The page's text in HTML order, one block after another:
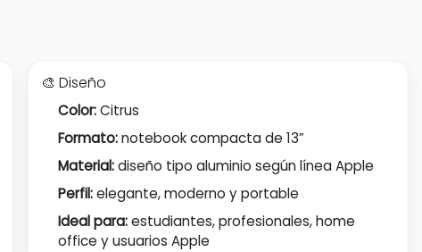
🎨 Diseño
Color:Citrus
Formato:notebook compacta de 13”
Material:diseño tipo aluminio según línea Apple
Perfil:elegante, moderno y portable
Ideal para:estudiantes, profesionales, home
office y usuarios Apple